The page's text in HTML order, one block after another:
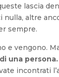
lascia
nulla, altre
sempre.
e vengono.
una persona.
incontrati